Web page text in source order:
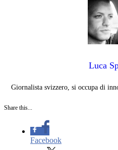
Luca‎
Giornalista svizzero, si occupa di
Share this...
Facebook